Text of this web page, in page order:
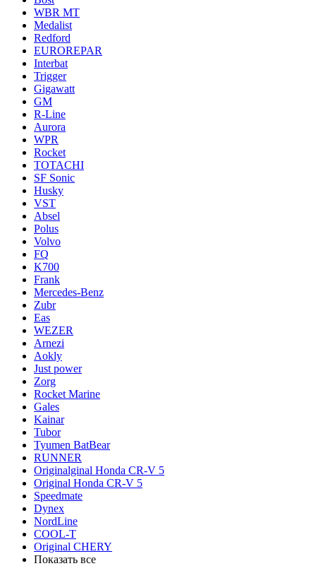
WBR MT
Medalist
Redford
EUROREPAR
Interbat
Trigger
Gigawatt
GM
R-Line
Aurora
WPR
Rocket
TOTACHI
SF Sonic
Husky
VST
Absel
Polus
Volvo
FQ
K700
Frank
Mercedes-Benz
Zubr
Eas
WEZER
Arnezi
Aokly
Just power
Zorg
Rocket Marine
Gales
Kainar
Tubor
Tyumen BatBear
RUNNER
Originalginal Honda CR-V 5
Original Honda CR-V 5
Speedmate
Dynex
NordLine
COOL-T
Original СHERY
Показать все